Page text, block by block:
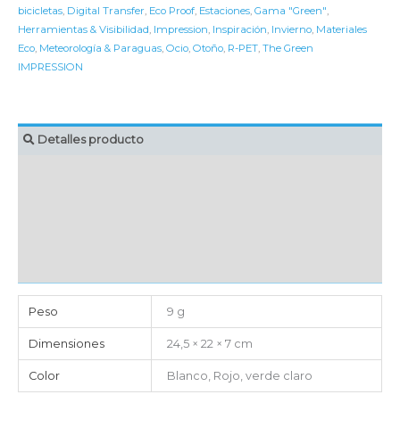
bicicletas, Digital Transfer, Eco Proof, Estaciones, Gama "Green",
Herramientas & Visibilidad, Impression, Inspiración, Invierno, Materiales
Eco, Meteorología & Paraguas, Ocio, Otoño, R-PET, The Green
IMPRESSION
Detalles producto
Peso 9 g
Dimensiones 24,5 × 22 × 7 cm
Color Blanco, Rojo, verde claro